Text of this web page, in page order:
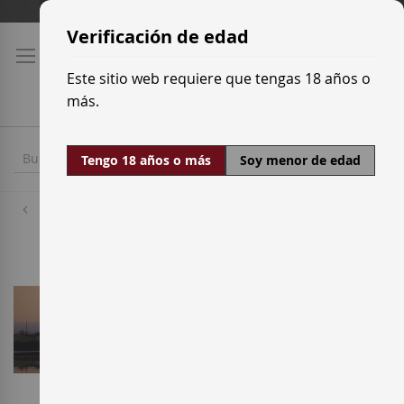
contenido
Verificación de edad
Este sitio web requiere que tengas 18 años o
más.
Tengo 18 años o más Soy menor de edad